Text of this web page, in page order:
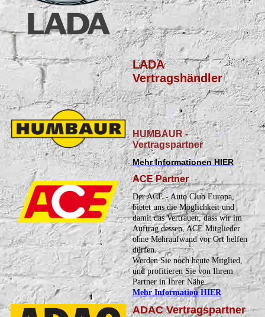
LADA
Vertragshändler
HUMBAUR -
Vertragspartner
Mehr Informationen HIER
ACE Partner
Der ACE - Auto Club Europa,
bietet uns die Möglichkeit und
damit das Vertrauen, dass wir im
Auftrag dessen, ACE Mitglieder
ohne Mehraufwand vor Ort helfen
dürfen.
Werden Sie noch heute Mitglied,
und profitieren Sie von Ihrem
Partner in Ihrer Nähe.
Mehr Information HIER
ADAC Vertragspartner